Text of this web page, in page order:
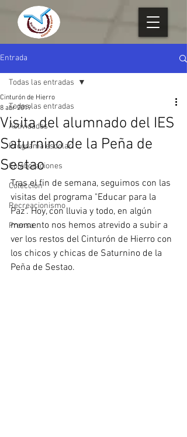
Entrada
Todas las entradas
Actividades
Programa escolar
Colaboraciones
Colección
Recreacionismo
Prensa
Todas las entradas
Visita del alumnado del IES
Saturnino de la Peña de
Sestao
Cinturón de Hierro
8 abr 2019
Tras el fin de semana, seguimos con las
visitas del programa "Educar para la
Paz". Hoy, con lluvia y todo, en algún
momento nos hemos atrevido a subir a
ver los restos del Cinturón de Hierro con
los chicos y chicas de Saturnino de la
Peña de Sestao.